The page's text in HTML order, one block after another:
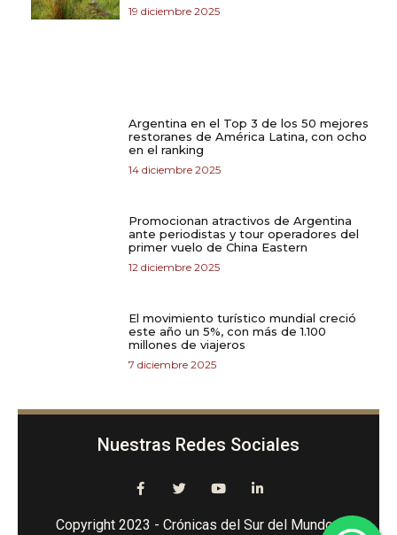
19 diciembre 2025
Argentina en el Top 3 de los 50 mejores
restoranes de América Latina, con ocho
en el ranking
14 diciembre 2025
Promocionan atractivos de Argentina
ante periodistas y tour operadores del
primer vuelo de China Eastern
12 diciembre 2025
El movimiento turístico mundial creció
este año un 5%, con más de 1.100
millones de viajeros
7 diciembre 2025
Nuestras Redes Sociales
Copyright 2023 - Crónicas del Sur del Mundo -